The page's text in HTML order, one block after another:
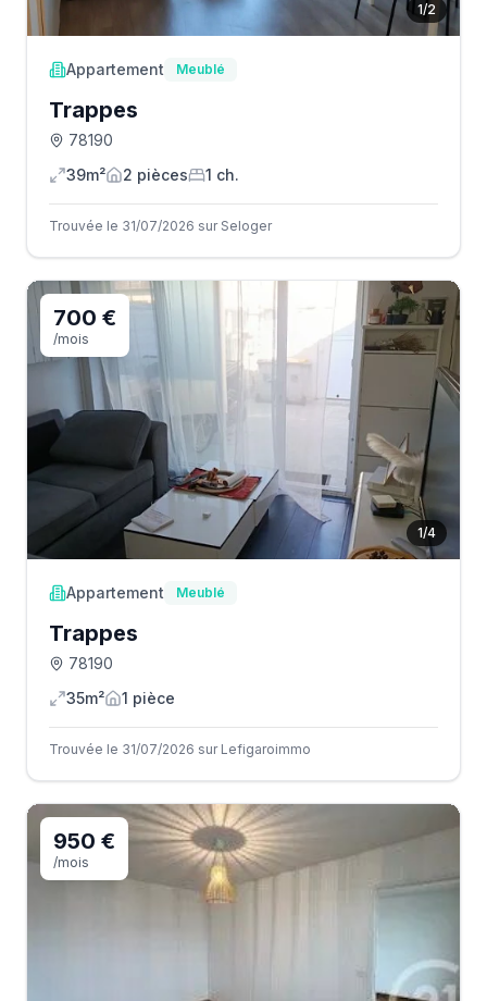
1/2
Appartement Meublé
Trappes
78190
39m²
2 pièces 1 ch.
Trouvée le 31/07/2026 sur Seloger
1/4
700 €
/mois
Appartement Meublé
Trappes
78190
35m²
1 pièce
Trouvée le 31/07/2026 sur Lefigaroimmo
950 €
/mois